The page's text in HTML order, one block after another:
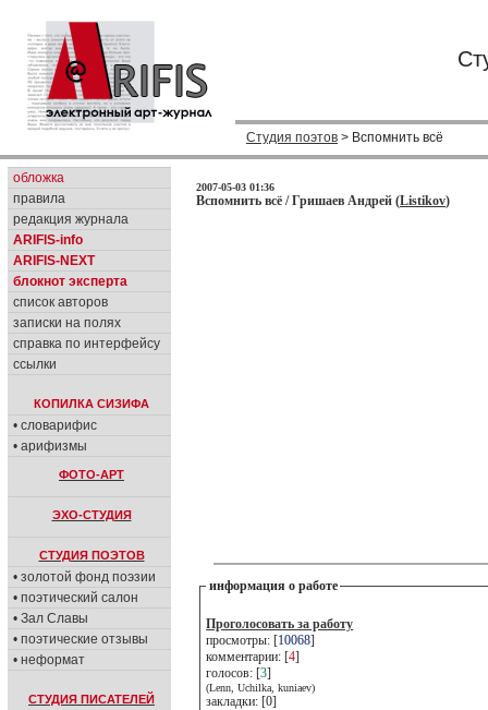
Студия поэтов > Вспомнить всё
обложка
правила
редакция журнала
ARIFIS-info
ARIFIS-NEXT
блокнот эксперта
список авторов
записки на полях
справка по интерфейсу
ссылки
КОПИЛКА СИЗИФА
• словарифис
• арифизмы
ФОТО-АРТ
ЭХО-СТУДИЯ
СТУДИЯ ПОЭТОВ
• золотой фонд поэзии
• поэтический салон
• Зал Славы
• поэтические отзывы
• неформат
СТУДИЯ ПИСАТЕЛЕЙ
2007-05-03 01:36
Вспомнить всё / Гришаев Андрей (Listikov)
информация о работе
Проголосовать за работу
просмотры: [10068]
комментарии: [4]
голосов: [3]
(Lenn, Uchilka, kuniaev)
закладки: [0]